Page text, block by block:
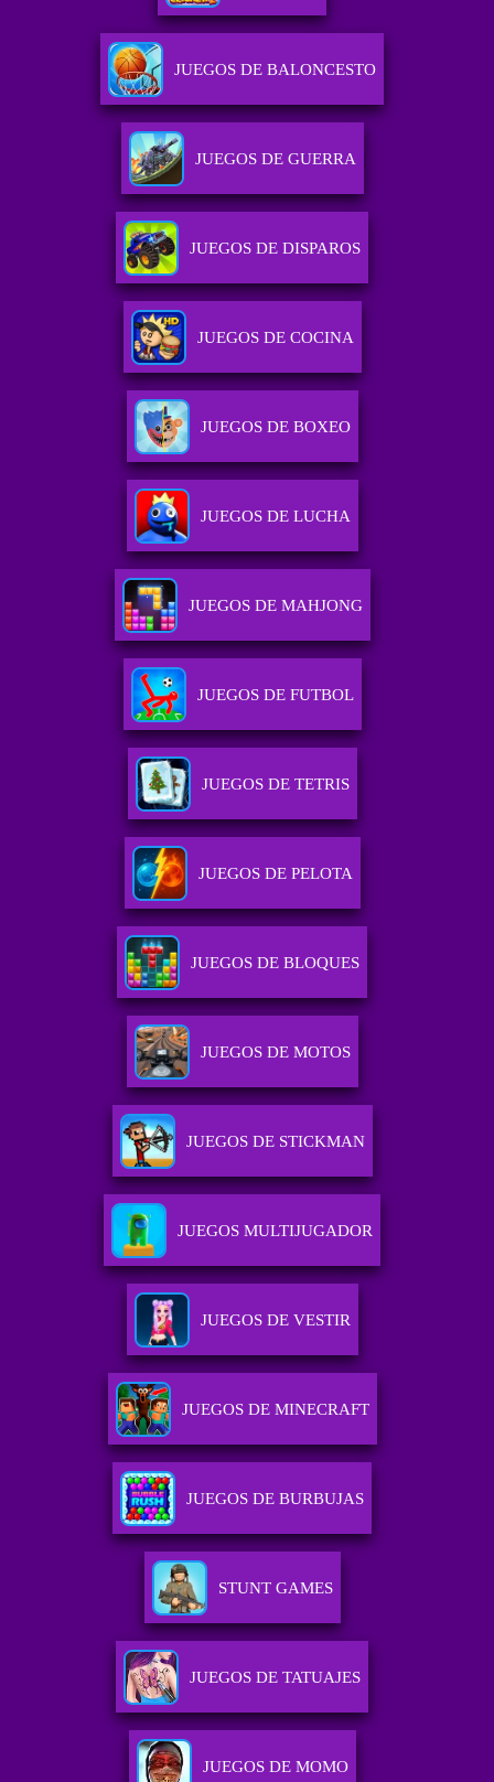
JUEGOS DE BALONCESTO
JUEGOS DE GUERRA
JUEGOS DE DISPAROS
JUEGOS DE COCINA
JUEGOS DE BOXEO
JUEGOS DE LUCHA
JUEGOS DE MAHJONG
JUEGOS DE FUTBOL
JUEGOS DE TETRIS
JUEGOS DE PELOTA
JUEGOS DE BLOQUES
JUEGOS DE MOTOS
JUEGOS DE STICKMAN
JUEGOS MULTIJUGADOR
JUEGOS DE VESTIR
JUEGOS DE MINECRAFT
JUEGOS DE BURBUJAS
STUNT GAMES
JUEGOS DE TATUAJES
JUEGOS DE MOMO